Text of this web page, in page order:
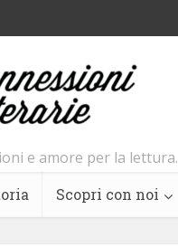
e amore per la lettura.
Scopri con noi